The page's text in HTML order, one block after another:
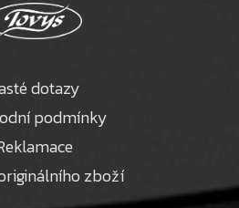
dotazy
podmínky
zboží